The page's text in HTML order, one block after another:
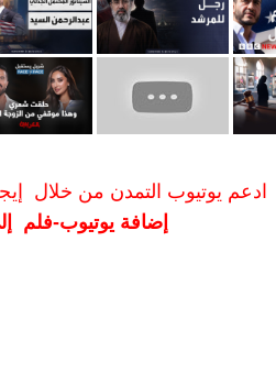
ادعم يوتيوب التمدن من خلال
إضافة يوتيوب-فلم